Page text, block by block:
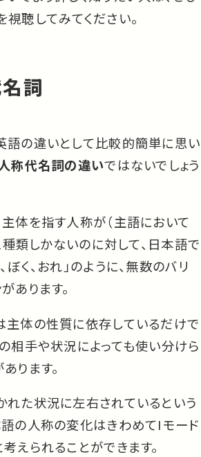
聴してみてください。
詞
語の違いとして比較的簡単に思い
称代名詞の違いではないでしょう
主体を指す人称が（主語において
類しかないのに対して、日本語で
ぼく、おれ」のように、無数のバリ
あります。
主体の性質に依存しているだけで
の相手や状況によっても使い分けら
ります。
れた状況に左右されているという
語の人称の変化はきわめてIモード
えられることができます。